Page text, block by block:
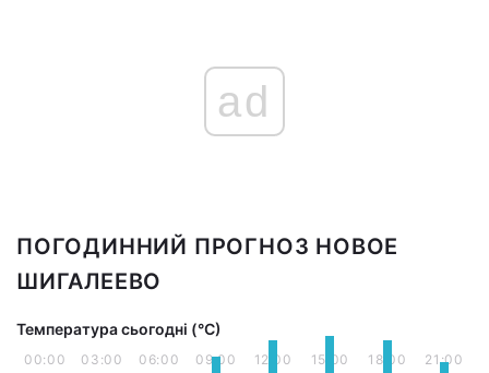
ad
ПОГОДИННИЙ ПРОГНОЗ НОВОЕ
ШИГАЛЕЕВО
Температура сьогодні (°С)
00:00 03:00 06:00 09:00 12:00 15:00 18:00 21:00